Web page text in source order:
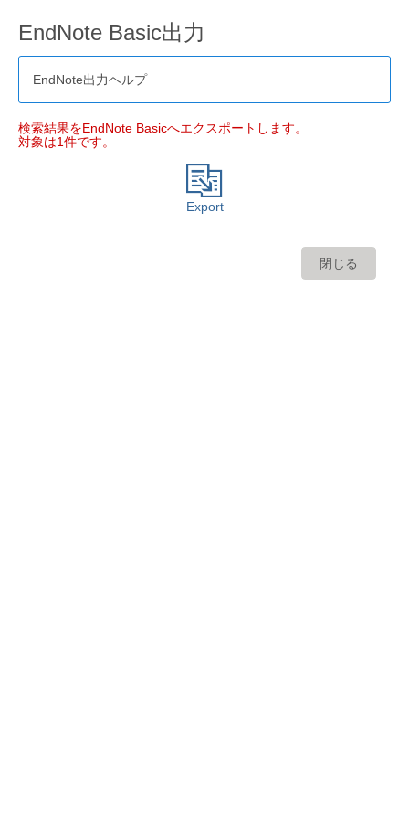
EndNote Basic出力
EndNote出力ヘルプ
検索結果をEndNote Basicへエクスポートします。
対象は1件です。
Export